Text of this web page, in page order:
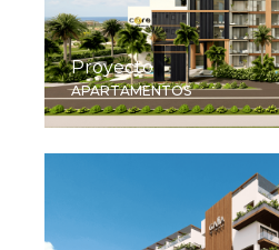
Proyecto
APARTAMENTOS